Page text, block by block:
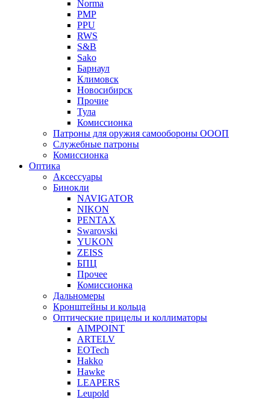
Norma
PMP
PPU
RWS
S&B
Sako
Барнаул
Климовск
Новосибирск
Прочие
Тула
Комиссионка
Патроны для оружия самообороны ОООП
Служебные патроны
Комиссионка
Оптика
Аксессуары
Бинокли
NAVIGATOR
NIKON
PENTAX
Swarovski
YUKON
ZEISS
БПЦ
Прочее
Комиссионка
Дальномеры
Кронштейны и кольца
Оптические прицелы и коллиматоры
AIMPOINT
ARTELV
EOTech
Hakko
Hawke
LEAPERS
Leupold